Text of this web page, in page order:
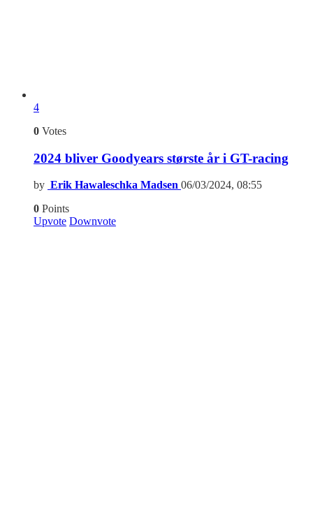
4
0 Votes
2024 bliver Goodyears største år i GT-racing
by Erik Hawaleschka Madsen 06/03/2024, 08:55
0 Points
Upvote Downvote